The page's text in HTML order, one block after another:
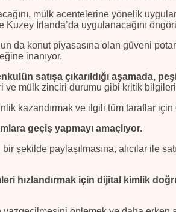
mülk acentelerine yönelik
İrlanda’da uygulanacağını
da konut piyasasına olan güveni
inanıyor.
satışa çıkarıldığı aşamada,
mülk zinciri durumu gibi kritik
kazandırmak ve ilgili tüm taraflar
geçiş yapmayı amaçlıyor.
paylaşılmasına, alıcılar ile
hızlandırmak için dijital kimlik